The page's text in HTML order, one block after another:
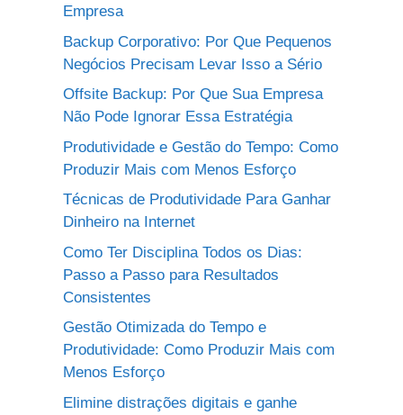
Empresa
Backup Corporativo: Por Que Pequenos
Negócios Precisam Levar Isso a Sério
Offsite Backup: Por Que Sua Empresa
Não Pode Ignorar Essa Estratégia
Produtividade e Gestão do Tempo: Como
Produzir Mais com Menos Esforço
Técnicas de Produtividade Para Ganhar
Dinheiro na Internet
Como Ter Disciplina Todos os Dias:
Passo a Passo para Resultados
Consistentes
Gestão Otimizada do Tempo e
Produtividade: Como Produzir Mais com
Menos Esforço
Elimine distrações digitais e ganhe